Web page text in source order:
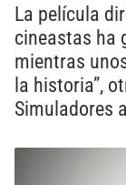
La película
cineastas ha
mientras
la historia”,
Simuladores